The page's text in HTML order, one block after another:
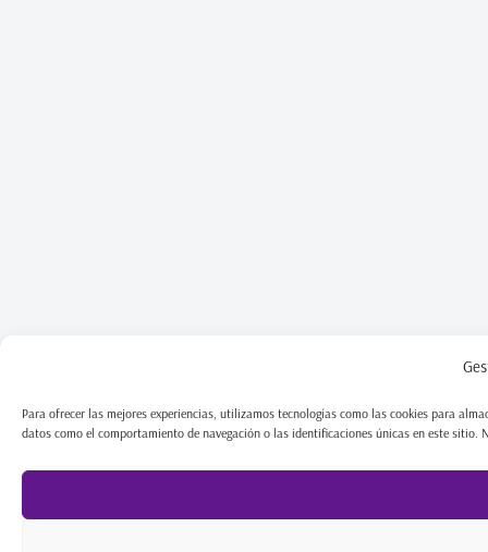
Para ofrecer las mejores experiencias, utilizamos tecnologías como las cookies para
datos como el comportamiento de navegación o las identificaciones únicas en este